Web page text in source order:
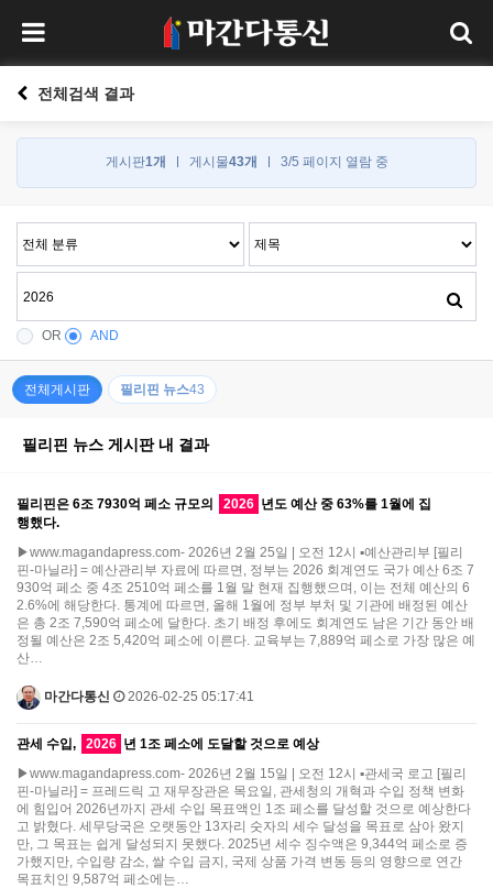
전체검색 결과
게시판1개 게시물43개 3/5 페이지 열람 중
OR AND
전체게시판 필리핀 뉴스43
필리핀 뉴스 게시판 내 결과
필리핀은 6조 7930억 페소 규모의 2026 년도 예산 중 63%를 1월에 집
행했다.
▶www.magandapress.com- 2026년 2월 25일 | 오전 12시 ▪예산관리부 [필리
핀-마닐라] = 예산관리부 자료에 따르면, 정부는 2026 회계연도 국가 예산 6조 7
930억 페소 중 4조 2510억 페소를 1월 말 현재 집행했으며, 이는 전체 예산의 6
2.6%에 해당한다. 통계에 따르면, 올해 1월에 정부 부처 및 기관에 배정된 예산
은 총 2조 7,590억 페소에 달한다. 초기 배정 후에도 회계연도 남은 기간 동안 배
정될 예산은 2조 5,420억 페소에 이른다. 교육부는 7,889억 페소로 가장 많은 예
산…
마간다통신 2026-02-25 05:17:41
관세 수입, 2026 년 1조 페소에 도달할 것으로 예상
▶www.magandapress.com- 2026년 2월 15일 | 오전 12시 ▪관세국 로고 [필리
핀-마닐라] = 프레드릭 고 재무장관은 목요일, 관세청의 개혁과 수입 정책 변화
에 힘입어 2026년까지 관세 수입 목표액인 1조 페소를 달성할 것으로 예상한다
고 밝혔다. 세무당국은 오랫동안 13자리 숫자의 세수 달성을 목표로 삼아 왔지
만, 그 목표는 쉽게 달성되지 못했다. 2025년 세수 징수액은 9,344억 페소로 증
가했지만, 수입량 감소, 쌀 수입 금지, 국제 상품 가격 변동 등의 영향으로 연간
목표치인 9,587억 페소에는…